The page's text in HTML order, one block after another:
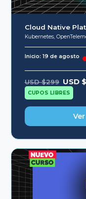
Cloud Native
Kubernetes,
Inicio: 19 de agosto
USD $299 Original
price
was:
USD
$299.
USD $
CUPOS LIBRES